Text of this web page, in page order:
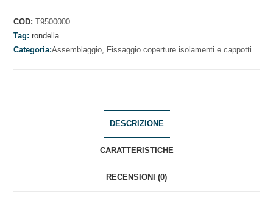
COD:T9500000..
Tag:rondella
Categoria:Assemblaggio, Fissaggio coperture isolamenti e cappotti
DESCRIZIONE
CARATTERISTICHE
RECENSIONI (0)